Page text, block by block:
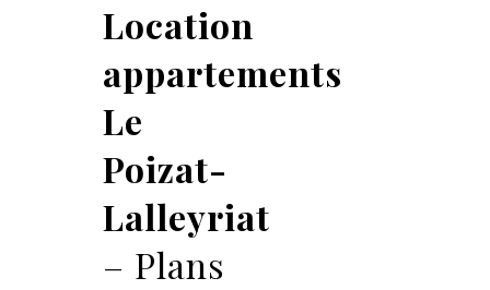
Location
appartements
Le
Poizat-
Lalleyriat
– Plans